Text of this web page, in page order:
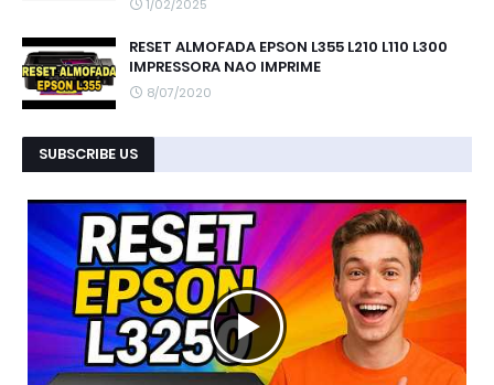
1/02/2025
RESET ALMOFADA EPSON L355 L210 L110 L300
IMPRESSORA NAO IMPRIME
8/07/2020
SUBSCRIBE US